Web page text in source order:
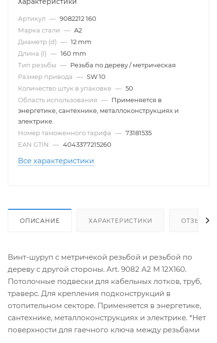
Артикул — 9082212 160
Марка стали — A2
Диаметр (d) — 12 mm
Длина (l) — 160 mm
Тип резьбы — Резьба по дереву / метрическая
Размер привода — SW 10
Количество штук в упаковке — 50
Область использования — Применяется в
энергетике, сантехнике, металлоконструкциях и
электрике.
Номер таможенного тарифа — 73181535
EAN GTIN
— 4043377215260
Все характеристики
ОПИСАНИЕ ХАРАКТЕРИСТИКИ ОТЗЫВЫ
Винт-шуруп с метричекой резьбой и резьбой по
дереву с другой стороны. Art. 9082 A2 M 12X160.
Потолочные подвески для кабельных лотков, труб,
траверс. Для крепления подконструкций в
отопительном секторе. Применяется в энергетике,
сантехнике, металлоконструкциях и электрике. *Нет
поверхности для гаечного ключа между резьбами